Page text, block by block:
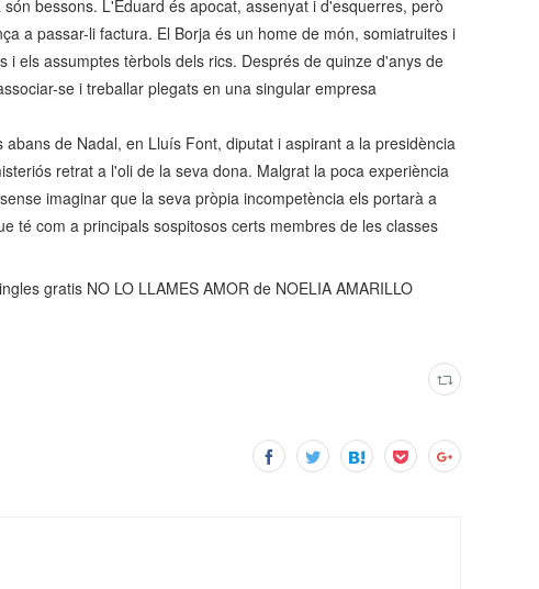
bessons. L'Eduard és apocat, assenyat i d'esquerres, però
a passar-li factura. El Borja és un home de món, somiatruites i
els assumptes tèrbols dels rics. Després de quinze d'anys de
se i treballar plegats en una singular empresa
de Nadal, en Lluís Font, diputat i aspirant a la presidència
retrat a l'oli de la seva dona. Malgrat la poca experiència
imaginar que la seva pròpia incompetència els portarà a
té com a principals sospitosos certs membres de les classes
gratis NO LO LLAMES AMOR de NOELIA AMARILLO